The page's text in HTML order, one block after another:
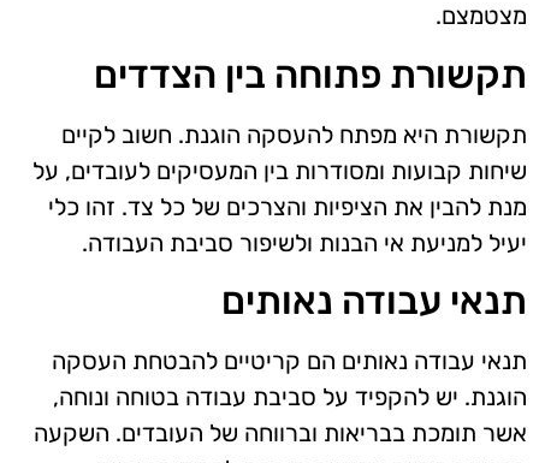
מצטמצם.
תקשורת פתוחה בין הצדדים
תקשורת היא מפתח להעסקה הוגנת. חשוב לקיים
שיחות קבועות ומסודרות בין המעסיקים לעובדים, על
מנת להבין את הציפיות והצרכים של כל צד. זהו כלי
יעיל למניעת אי הבנות ולשיפור סביבת העבודה.
תנאי עבודה נאותים
תנאי עבודה נאותים הם קריטיים להבטחת העסקה
הוגנת. יש להקפיד על סביבת עבודה בטוחה ונוחה,
אשר תומכת בבריאות וברווחה של העובדים. השקעה